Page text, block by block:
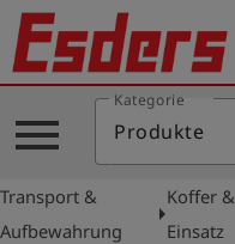
Produkte
Wissen
Support
menu
Kategorie
Produkte
Transport &
Aufbewahrung
arrow_right
Koffer &
Einsatz